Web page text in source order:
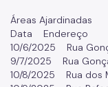
Áreas
Data Endereço
10/6/2025 Rua
9/7/2025 Rua
10/8/2025 Rua dos